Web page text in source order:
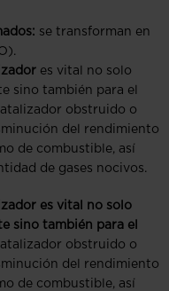
se transforman en
es vital no solo
sino también para el
obstruido o
del rendimiento
de combustible, así
de gases nocivos.
es vital no solo
sino también para el
obstruido o
del rendimiento
de combustible, así